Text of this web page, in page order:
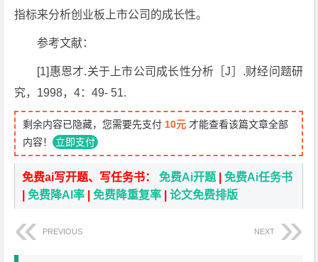
指标来分析创业板上市公司的成长性。
参考文献：
[1]惠恩才.关于上市公司成长性分析［J］.财经问题研
究，1998，4：49- 51.
剩余内容已隐藏，您需要先支付 10元 才能查看该篇文章全部
内容！ 立即支付
免费ai写开题、写任务书：免费Ai开题 |免费Ai任务书
|免费降AI率 |免费降重复率 |论文免费排版
PREVIOUS NEXT